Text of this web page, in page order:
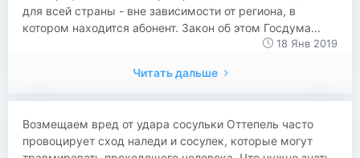
для всей страны - вне зависимости от региона, в
котором находится абонент. Закон об этом Госдума...
18 Янв 2019
Читать дальше
​​Возмещаем вред от удара сосульки Оттепель часто
провоцирует сход наледи и сосулек, которые могут